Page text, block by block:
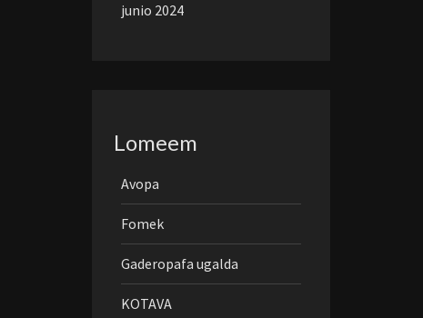
junio 2024
Lomeem
Avopa
Fomek
Gaderopafa ugalda
KOTAVA